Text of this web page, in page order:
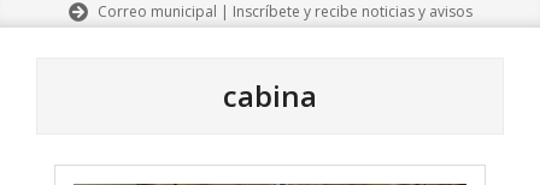
Correo municipal | Inscríbete y recibe noticias y avisos
cabina